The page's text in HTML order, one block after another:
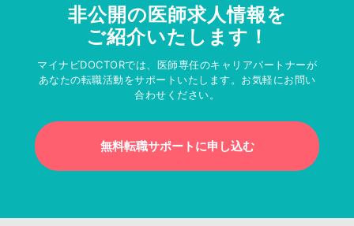
非公開の医師求人情報を
ご紹介いたします！
マイナビDOCTORでは、医師専任のキャリアパートナーが
あなたの転職活動をサポートいたします。お気軽にお問い
合わせください。
無料転職サポートに申し込む